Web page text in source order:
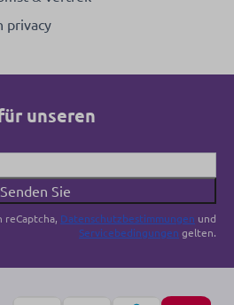
privacy
unseren
Senden Sie
reCaptcha, Datenschutzbestimmungen und
Servicebedingungen gelten.